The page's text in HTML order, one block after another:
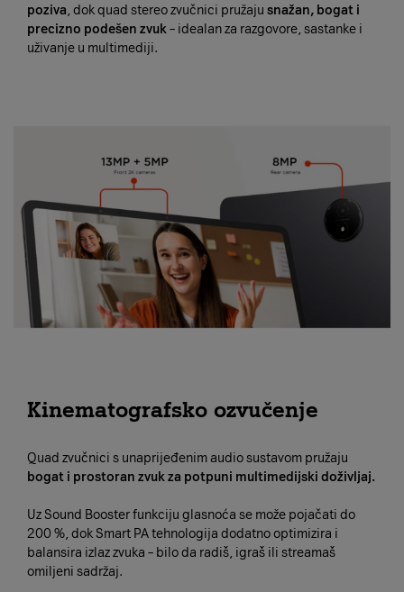
poziva, dok quad stereo zvučnici pružaju snažan, bogat i
precizno podešen zvuk– idealan za razgovore, sastanke i
uživanje u multimediji.
Kinematografsko ozvučenje
Quad zvučnici s unaprijeđenim audio sustavom pružaju
bogat i prostoran zvuk za potpuni multimedijski doživljaj.
Uz Sound Booster funkciju glasnoća se može pojačati do
200 %, dok Smart PA tehnologija dodatno optimizira i
balansira izlaz zvuka – bilo da radiš, igraš ili streamaš
omiljeni sadržaj.